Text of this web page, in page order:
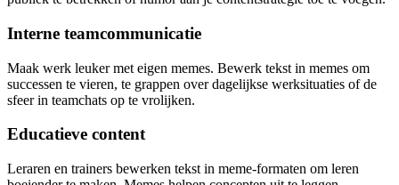
Interne teamcommunicatie
Maak werk leuker met eigen memes. Bewerk tekst in memes om
successen te vieren, te grappen over dagelijkse werksituaties of de
sfeer in teamchats op te vrolijken.
Educatieve content
Leraren en trainers bewerken tekst in meme-formaten om leren